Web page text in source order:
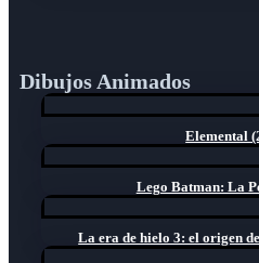
Dibujos Animados
Elemental
Lego Batman: La
La era de hielo 3: el origen